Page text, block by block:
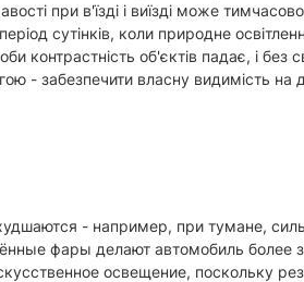
при в'їзді і виїзді може
сутінків, коли природне
об'єктів падає, і без
забезпечити власну видимість на
- например, при тумане,
фары делают автомобиль
освещение, поскольку